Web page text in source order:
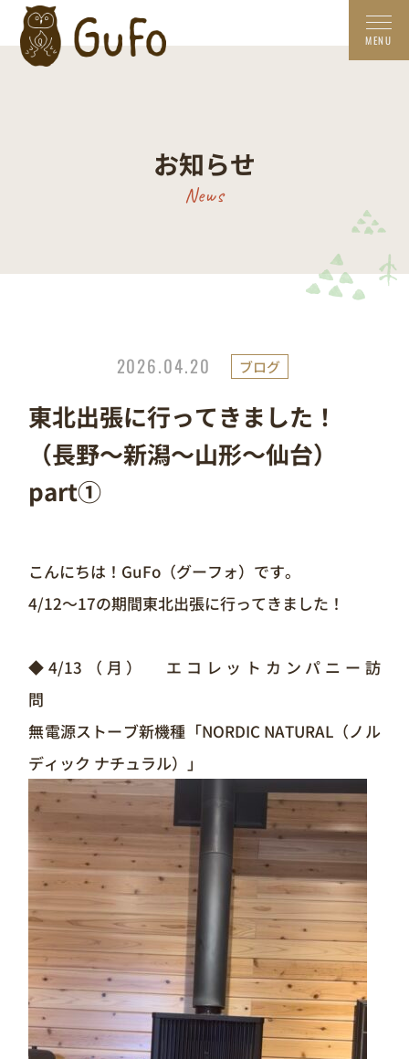
お知らせ
News
2026.04.20 ブログ
東北出張に行ってきました！
（長野～新潟～山形～仙台）
part①
こんにちは！GuFo（グーフォ）です。
4/12～17の期間東北出張に行ってきました！
◆4/13（月） エコレットカンパニー訪
無電源ストーブ新機種「NORDIC NATURAL（ノル
ディック ナチュラル）」